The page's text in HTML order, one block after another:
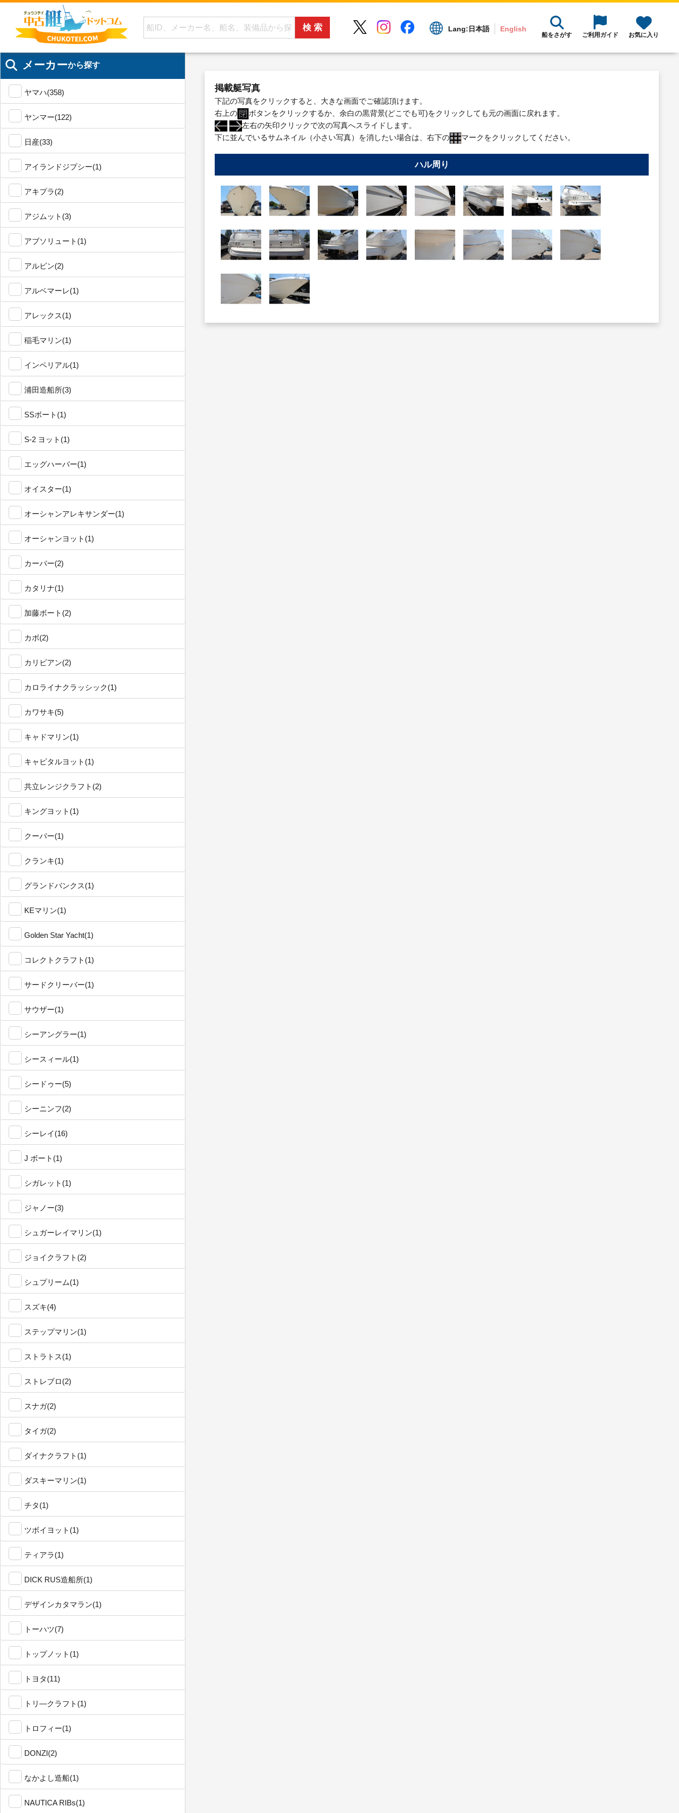
Lang: 日本語 English
船をさがす ご利用ガイド お気に入り
メーカーから探す
ヤマハ(358)
ヤンマー(122)
日産(33)
アイランドジプシー(1)
アキプラ(2)
アジムット(3)
アブソリュート(1)
アルビン(2)
アルベマーレ(1)
アレックス(1)
稲毛マリン(1)
インペリアル(1)
浦田造船所(3)
SSボート(1)
S-2 ヨット(1)
エッグハーバー(1)
オイスター(1)
オーシャンアレキサンダー(1)
オーシャンヨット(1)
カーバー(2)
カタリナ(1)
加藤ボート(2)
カボ(2)
カリビアン(2)
カロライナクラッシック(1)
カワサキ(5)
キャドマリン(1)
キャピタルヨット(1)
共立レンジクラフト(2)
キングヨット(1)
クーパー(1)
クランキ(1)
グランドバンクス(1)
KEマリン(1)
Golden Star Yacht(1)
コレクトクラフト(1)
サードクリーバー(1)
サウザー(1)
シーアングラー(1)
シースィール(1)
シードゥー(5)
シーニンフ(2)
シーレイ(16)
J ボート(1)
シガレット(1)
ジャノー(3)
シュガーレイマリン(1)
ジョイクラフト(2)
シュプリーム(1)
スズキ(4)
ステップマリン(1)
ストラトス(1)
ストレブロ(2)
スナガ(2)
タイガ(2)
ダイナクラフト(1)
ダスキーマリン(1)
チタ(1)
ツボイヨット(1)
ティアラ(1)
DICK RUS造船所(1)
デザインカタマラン(1)
トーハツ(7)
トップノット(1)
トヨタ(11)
トリ―クラフト(1)
トロフィー(1)
DONZI(2)
なかよし造船(1)
NAUTICA RIBs(1)
掲載艇写真
下記の写真をクリックすると、大きな画面でご確認頂けます。
右上の
ボタンをクリックするか、余白の黒背景(どこでも可)をクリックしても元の画面に戻れます。
左右の矢印クリックで次の写真へスライドします。
下に並んでいるサムネイル（小さい写真）を消したい場合は、右下の
マークをクリックしてください。
ハル周り